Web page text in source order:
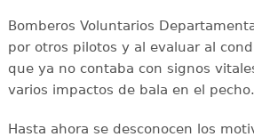
Bomberos Voluntarios
por otros pilotos y al evaluar al
que ya no contaba con signos
varios impactos de bala en el pecho.
Hasta ahora se desconocen los